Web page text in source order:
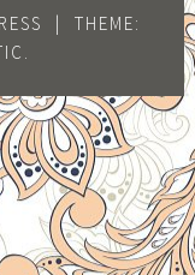
THEME:
.